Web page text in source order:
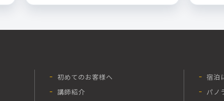
初めてのお客様へ
講師紹介
宿泊
パノ